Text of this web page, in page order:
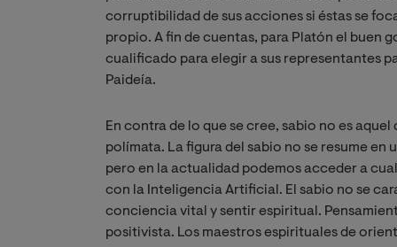
corruptibilidad de sus acciones si éstas se
propio. A fin de cuentas, para Platón el buen
cualificado para elegir a sus representantes
Paideía.
En contra de lo que se cree, sabio no es
polímata. La figura del sabio no se resume
pero en la actualidad podemos acceder a
con la Inteligencia Artificial. El sabio no se
conciencia vital y sentir espiritual.
positivista. Los maestros espirituales de